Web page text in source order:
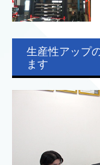
生産性アップ
ます